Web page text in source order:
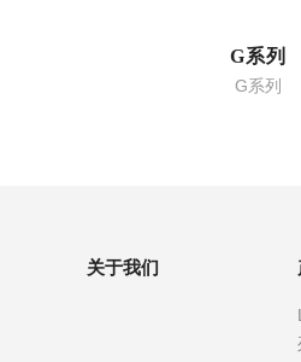
G系列
G系列
关于我们